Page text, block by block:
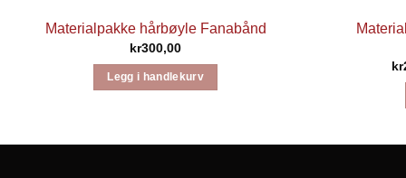
Materialpakke hårbøyle Fanabånd
kr300,00
Legg i handlekurv
kr